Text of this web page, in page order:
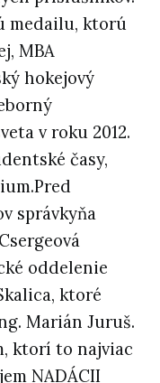
medailu, ktorú
MBA
hokejový
v roku 2012.
časy,
správkyňa
oddelenie
ktoré
Marián Juruš.
ktorí to najviac
NADÁCII